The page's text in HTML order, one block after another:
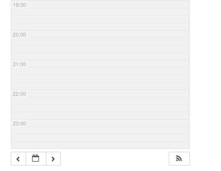
19:00
20:00
21:00
22:00
23:00